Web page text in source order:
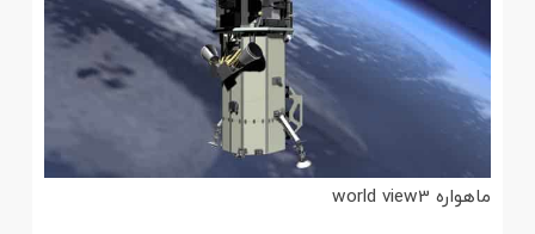
ماهواره world view3